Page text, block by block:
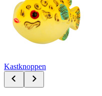
Kastknoppen